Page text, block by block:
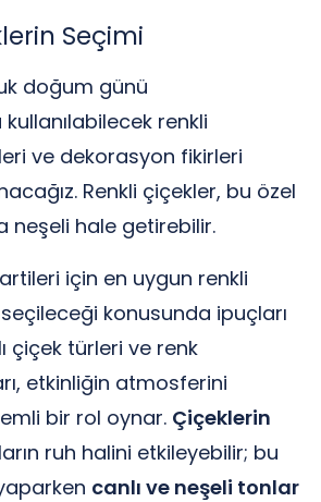
Seçimi
doğum günü
renkli
ve dekorasyon fikirleri
Renkli çiçekler, bu özel
neşeli hale getirebilir.
için en uygun renkli
konusunda ipuçları
çiçek türleri ve renk
etkinliğin atmosferini
bir rol oynar. Çiçeklerin
ruh halini etkileyebilir; bu
canlı ve neşeli tonlar